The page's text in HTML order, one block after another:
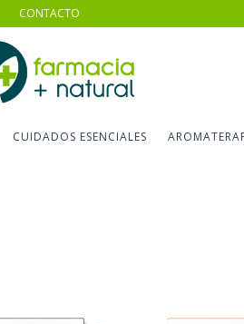
CONTACTO
CUIDADOS ESENCIALES